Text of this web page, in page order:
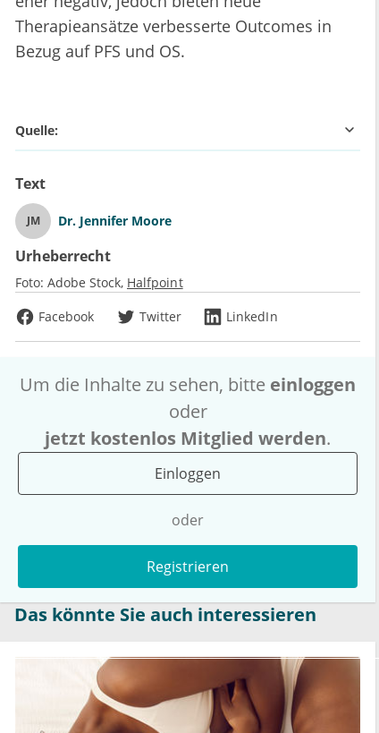
Therapieansätze verbesserte Outcomes in
Bezug auf PFS und OS.
Quelle:
Text
JM Dr. Jennifer Moore
Urheberrecht
Foto: Adobe Stock Halfpoint
Facebook
Twitter LinkedIn
Um die Inhalte zu sehen, bitte einloggen
oder
jetzt kostenlos Mitglied werden.
Einloggen
oder
Registrieren
Das könnte Sie auch interessieren